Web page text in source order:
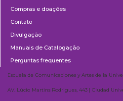
Compras e doações
Contato
Divulgação
Manuais de Catalogação
Perguntas frequentes
Escuela de Comunicaciones y Artes de la
AV. Lúcio Martins Rodrigues, 443 | Ciudad